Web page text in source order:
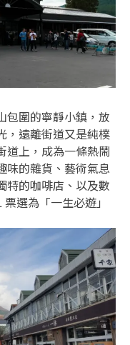
包圍的寧靜小鎮，放
，遠離街道又是純樸
道上，成為一條熱鬧
味的雜貨、藝術氣息
特的咖啡店、以及數
選為「一生必遊」